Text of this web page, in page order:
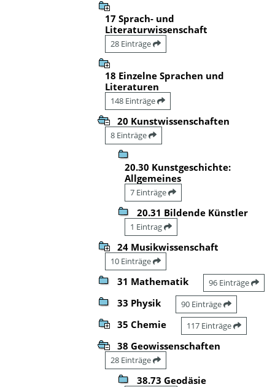
17 Sprach- und
Literaturwissenschaft
28 Einträge
18 Einzelne Sprachen und
Literaturen
148 Einträge
20 Kunstwissenschaften
8 Einträge
20.30 Kunstgeschichte:
Allgemeines
7 Einträge
20.31 Bildende Künstler
1 Eintrag
24 Musikwissenschaft
10 Einträge
31 Mathematik 96 Einträge
33 Physik 90 Einträge
35 Chemie 117 Einträge
38 Geowissenschaften
28 Einträge
38.73 Geodäsie